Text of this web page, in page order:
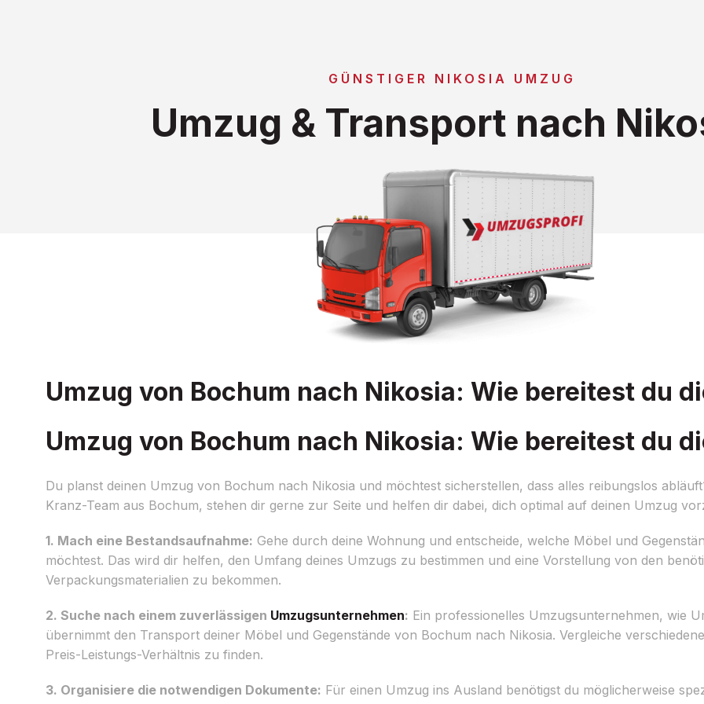
GÜNSTIGER NIKOSIA UMZUG
Umzug & Transport nach
Umzug von Bochum nach Nikosia: Wie bereitest du
Umzug von Bochum nach Nikosia: Wie bereitest du
Du planst deinen Umzug von Bochum nach Nikosia und möchtest sicherstellen, dass alles reibungslos
Kranz-Team aus Bochum, stehen dir gerne zur Seite und helfen dir dabei, dich optimal auf deinen Umzug
1. Mach eine Bestandsaufnahme: Gehe durch deine Wohnung und entscheide, welche Möbel und
möchtest. Das wird dir helfen, den Umfang deines Umzugs zu bestimmen und eine Vorstellung von den
Verpackungsmaterialien zu bekommen.
2. Suche nach einem zuverlässigen Umzugsunternehmen: Ein professionelles Umzugsunternehmen, wie
übernimmt den Transport deiner Möbel und Gegenstände von Bochum nach Nikosia. Vergleiche
Preis-Leistungs-Verhältnis zu finden.
3. Organisiere die notwendigen Dokumente: Für einen Umzug ins Ausland benötigst du möglicherweise